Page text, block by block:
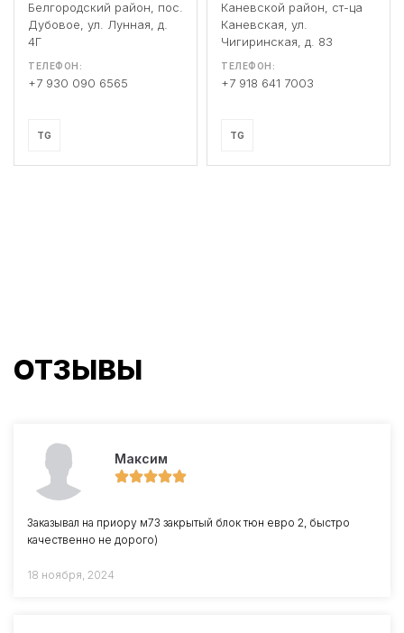
Белгородский район, пос.
Дубовое, ул. Лунная, д.
4Г
ТЕЛЕФОН:
+7 930 090 6565
TG
Каневской район, ст-ца
Каневская, ул.
Чигиринская, д. 83
ТЕЛЕФОН:
+7 918 641 7003
TG
ОТЗЫВЫ
Максим
Заказывал на приору м73 закрытый блок тюн евро 2, быстро
качественно не дорого)
18 ноября, 2024